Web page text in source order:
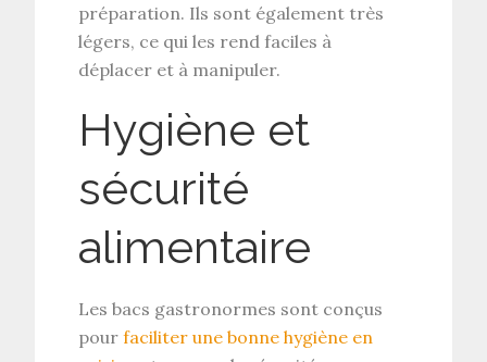
préparation. Ils sont également très
légers, ce qui les rend faciles à
déplacer et à manipuler.
Hygiène et
sécurité
alimentaire
Les bacs gastronormes sont conçus
pourfaciliter une bonne hygiène en